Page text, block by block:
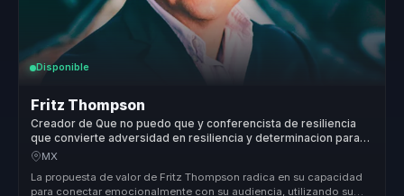
Disponible
Fritz Thompson
Creador de Que no puedo que y conferencista de resiliencia
que convierte adversidad en resiliencia y determinacion para
equipos y lideres.
MX
La propuesta de valor de Fritz Thompson radica en su capacidad
para conectar emocionalmente con su audiencia, utilizando su